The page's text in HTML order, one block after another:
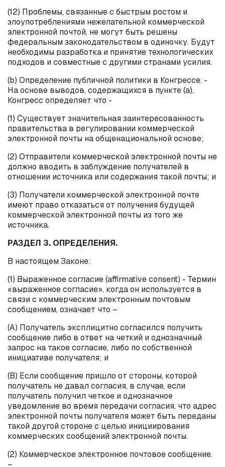
(12) Проблемы, связанные с быстрым ростом и
злоупотреблениями нежелательной коммерческой
электронной почтой, не могут быть решены
федеральным законодательством в одиночку. Будут
необходимы разработка и принятие технологических
подходов и совместные с другими странами усилия.
(b) Определение публичной политики в Конгрессе. -
На основе выводов, содержащихся в пункте (a),
Конгресс определяет что -
(1) Существует значительная заинтересованность
правительства в регулировании коммерческой
электронной почты на общенациональной основе;
(2) Отправители коммерческой электронной почты не
должно вводить в заблуждение получателей в
отношении источника или содержания такой почты; и
(3) Получатели коммерческой электронной почте
имеют право отказаться от получения будущей
коммерческой электронной почты из того же
источника.
РАЗДЕЛ 3. ОПРЕДЕЛЕНИЯ.
В настоящем Законе:
(1) Выраженное согласие (affirmativeconsent) - Термин
«выраженное согласие», когда он используется в
связи с коммерческим электронным почтовым
сообщением, означает что –
(А) Получатель эксплицитно согласился получить
сообщение либо в ответ на четкий и однозначный
запрос на такое согласие, либо по собственной
инициативе получателя; и
(B) Если сообщение пришло от стороны, которой
получатель не давал согласия, в случае, если
получатель получил четкое и однозначное
уведомление во время передачи согласия, что адрес
электронной почты получателя может быть переданы
такой другой стороне с целью инициирования
коммерческих сообщений электронной почты.
(2) Коммерческое электронное почтовое сообщение.
–